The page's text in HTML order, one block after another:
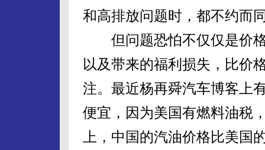
和高排放问题时，都不约而
但问题恐怕不仅仅是价格
以及带来的福利损失，比价
注。最近杨再舜汽车博客上
便宜，因为美国有燃料油税
上，中国的汽油价格比美国